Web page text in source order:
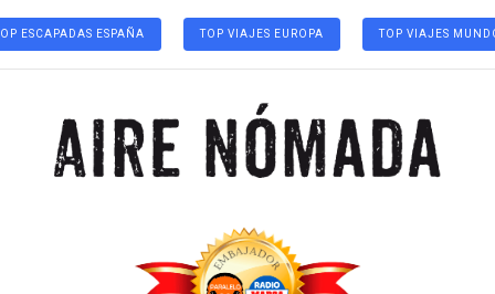
ESCAPADAS ESPAÑA TOP VIAJES EUROPA TOP VIAJES